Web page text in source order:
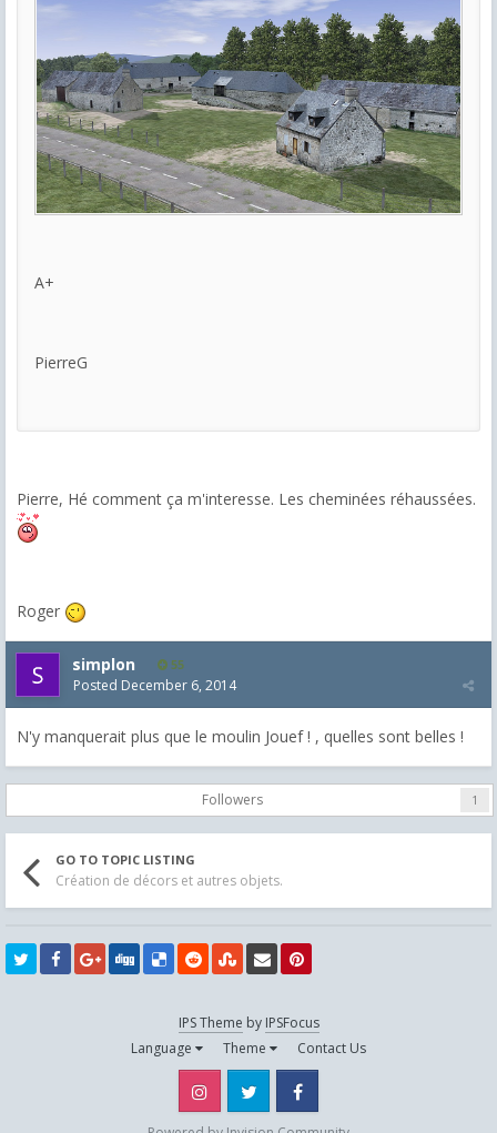
A+
PierreG
Pierre, Hé comment ça m'interesse. Les cheminées réhaussées.
Roger
simplon 55
Posted December 6, 2014
N'y manquerait plus que le moulin Jouef ! , quelles sont belles !
Followers 1
GO TO TOPIC LISTING
Création de décors et autres objets.
IPS Theme by IPSFocus
Language
Theme Contact Us
Instagram Twitter